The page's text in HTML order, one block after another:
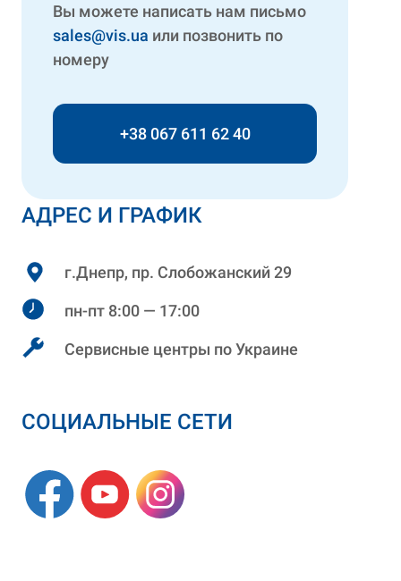
АДРЕС И ГРАФИК
г.Днепр, пр. Слобожанский 29
пн-пт 8:00 — 17:00
Сервисные центры по Украине
СОЦИАЛЬНЫЕ СЕТИ
Вы можете написать нам письмо
sales@vis.ua или позвонить по
номеру
+38 067 611 62 40